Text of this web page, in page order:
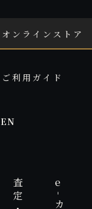
オンラインストア
ご利用ガイド
EN
e